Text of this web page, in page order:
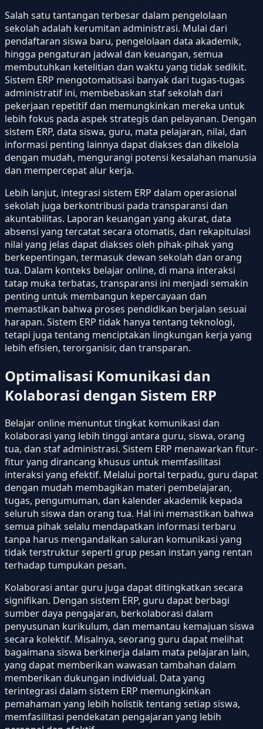
Salah satu tantangan terbesar dalam pengelolaan
sekolah adalah kerumitan administrasi. Mulai dari
pendaftaran siswa baru, pengelolaan data akademik,
hingga pengaturan jadwal dan keuangan, semua
membutuhkan ketelitian dan waktu yang tidak sedikit.
Sistem ERP mengotomatisasi banyak dari tugas-tugas
administratif ini, membebaskan staf sekolah dari
pekerjaan repetitif dan memungkinkan mereka untuk
lebih fokus pada aspek strategis dan pelayanan. Dengan
sistem ERP, data siswa, guru, mata pelajaran, nilai, dan
informasi penting lainnya dapat diakses dan dikelola
dengan mudah, mengurangi potensi kesalahan manusia
dan mempercepat alur kerja.
Lebih lanjut, integrasi sistem ERP dalam operasional
sekolah juga berkontribusi pada transparansi dan
akuntabilitas. Laporan keuangan yang akurat, data
absensi yang tercatat secara otomatis, dan rekapitulasi
nilai yang jelas dapat diakses oleh pihak-pihak yang
berkepentingan, termasuk dewan sekolah dan orang
tua. Dalam konteks belajar online, di mana interaksi
tatap muka terbatas, transparansi ini menjadi semakin
penting untuk membangun kepercayaan dan
memastikan bahwa proses pendidikan berjalan sesuai
harapan. Sistem ERP tidak hanya tentang teknologi,
tetapi juga tentang menciptakan lingkungan kerja yang
lebih efisien, terorganisir, dan transparan.
Optimalisasi Komunikasi dan
Kolaborasi dengan Sistem ERP
Belajar online menuntut tingkat komunikasi dan
kolaborasi yang lebih tinggi antara guru, siswa, orang
tua, dan staf administrasi. Sistem ERP menawarkan fitur-
fitur yang dirancang khusus untuk memfasilitasi
interaksi yang efektif. Melalui portal terpadu, guru dapat
dengan mudah membagikan materi pembelajaran,
tugas, pengumuman, dan kalender akademik kepada
seluruh siswa dan orang tua. Hal ini memastikan bahwa
semua pihak selalu mendapatkan informasi terbaru
tanpa harus mengandalkan saluran komunikasi yang
tidak terstruktur seperti grup pesan instan yang rentan
terhadap tumpukan pesan.
Kolaborasi antar guru juga dapat ditingkatkan secara
signifikan. Dengan sistem ERP, guru dapat berbagi
sumber daya pengajaran, berkolaborasi dalam
penyusunan kurikulum, dan memantau kemajuan siswa
secara kolektif. Misalnya, seorang guru dapat melihat
bagaimana siswa berkinerja dalam mata pelajaran lain,
yang dapat memberikan wawasan tambahan dalam
memberikan dukungan individual. Data yang
terintegrasi dalam sistem ERP memungkinkan
pemahaman yang lebih holistik tentang setiap siswa,
memfasilitasi pendekatan pengajaran yang lebih